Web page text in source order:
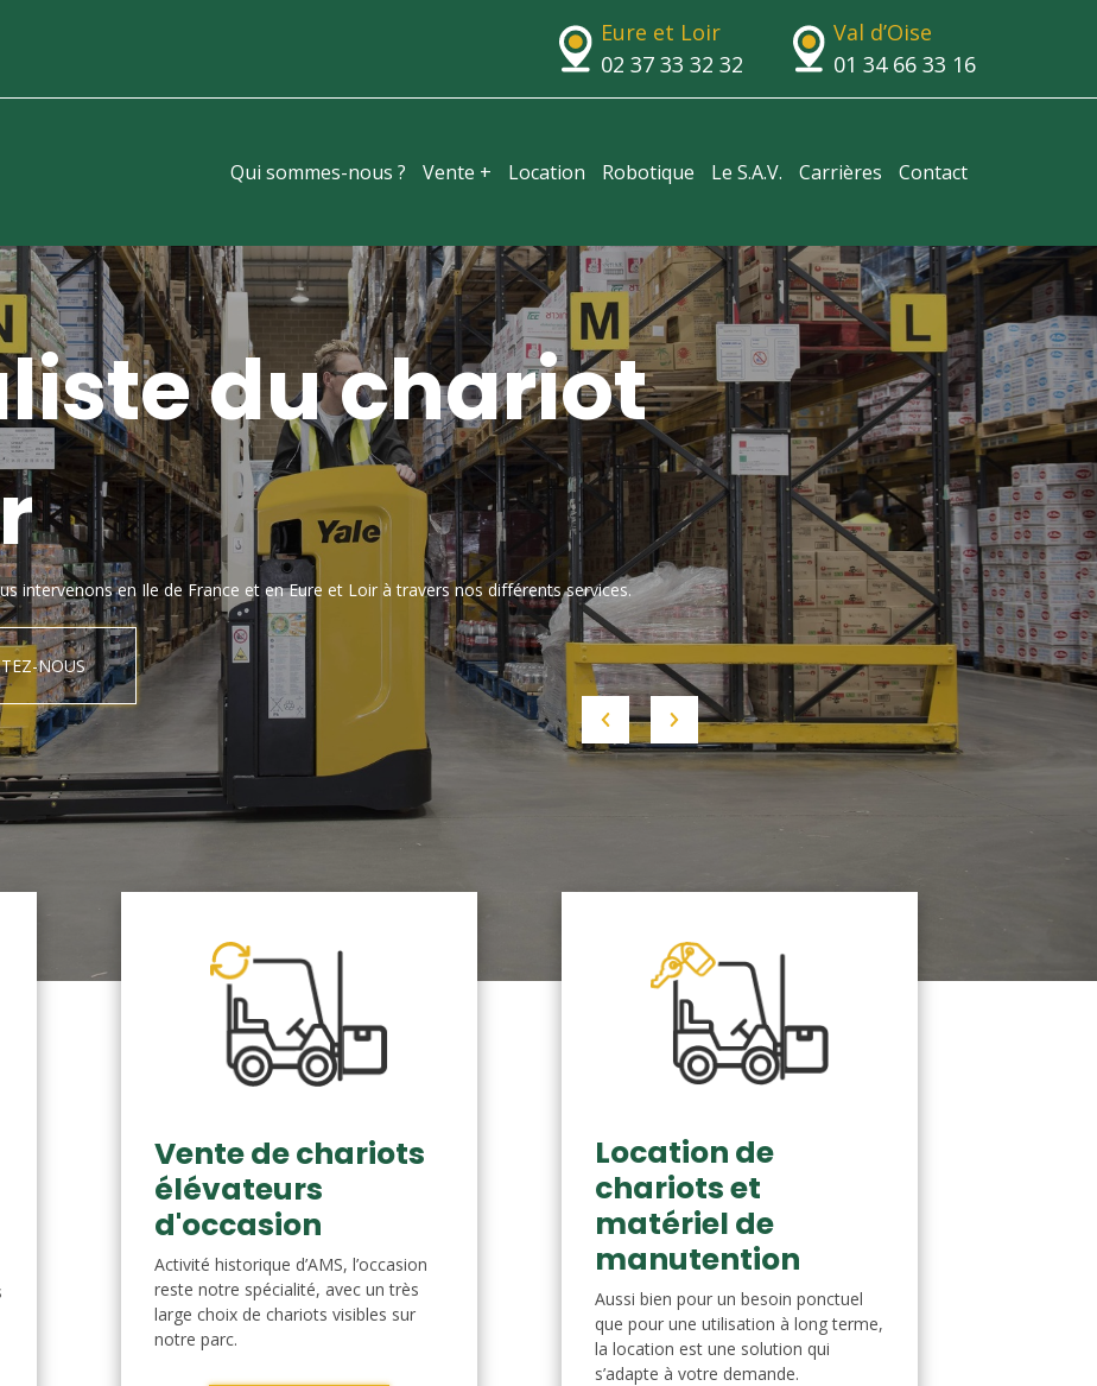
Eure et Loir
02 37 33 32 32
Val d’Oise
01 34 66 33 16
Qui sommes-nous ? Vente + Location Robotique Le S.A.V. Carrières Contact
du chariot
intervenons en Ile de France et en Eure et Loir à travers nos différents services.
NOUS
Vente de chariots
élévateurs
d'occasion
Activité historique d’AMS, l’occasion
reste notre spécialité, avec un très
large choix de chariots visibles sur
notre parc.
Location de
chariots et
matériel de
manutention
Aussi bien pour un besoin ponctuel
que pour une utilisation à long terme,
la location est une solution qui
s’adapte à votre demande.